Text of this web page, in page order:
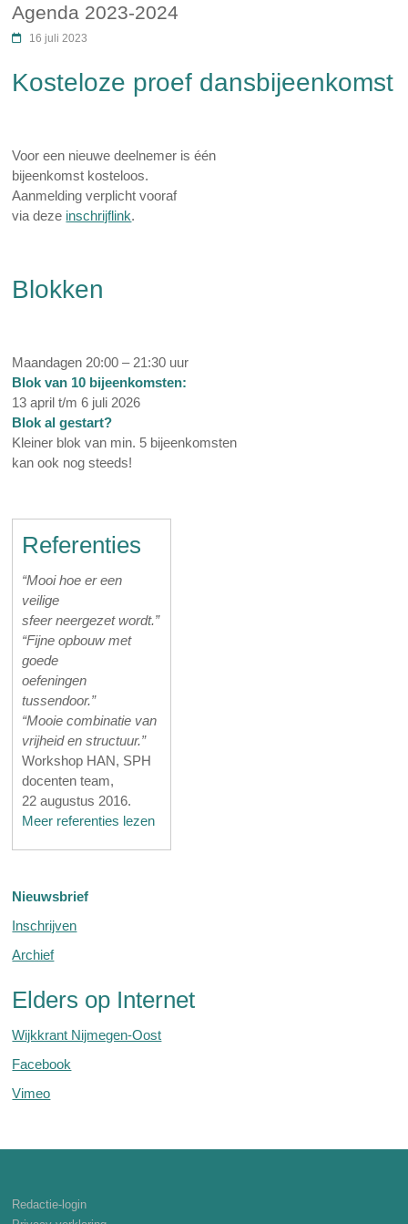
Agenda 2023-2024
16 juli 2023
Kosteloze proef dansbijeenkomst
Voor een nieuwe deelnemer is één
bijeenkomst kosteloos.
Aanmelding verplicht vooraf
via deze inschrijflink.
Blokken
Maandagen 20:00 – 21:30 uur
Blok van 10 bijeenkomsten:
13 april t/m 6 juli 2026
Blok al gestart?
Kleiner blok van min. 5 bijeenkomsten
kan ook nog steeds!
Referenties
“Mooi hoe er een
veilige
sfeer neergezet wordt.”
“Fijne opbouw met
goede
oefeningen
tussendoor.”
“Mooie combinatie van
vrijheid en structuur.”
Workshop HAN, SPH
docenten team,
22 augustus 2016.
Meer referenties lezen
Nieuwsbrief
Inschrijven
Archief
Elders op Internet
Wijkkrant Nijmegen-Oost
Facebook
Vimeo
Redactie-login